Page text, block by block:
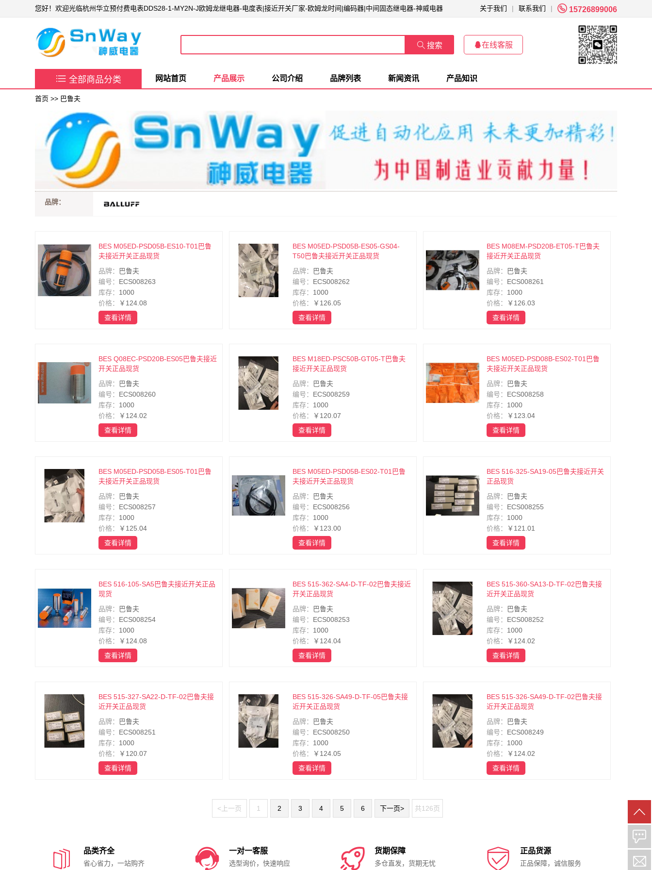
您好！欢迎光临杭州华立预付费电表DDS28-1-MY2N-J欧姆龙继电器-电度表|接近开关厂家-欧姆龙时间|编码器|中间固态继电器-神威电器  15726899006
|
联系我们
|
关于我们
 搜索 在线客服
 全部商品分类 网站首页 产品展示 公司介绍 品牌列表 新闻资讯 产品知识
首页 >> 巴鲁夫
品牌：
BES M05ED-PSD05B-ES10-T01巴鲁
夫接近开关正品现货
品牌：
巴鲁夫
编号： ECS008263
库存： 1000
价格：
￥124.08
查看详情
BES M05ED-PSD05B-ES05-GS04-
T50巴鲁夫接近开关正品现货
品牌：
巴鲁夫
编号： ECS008262
库存： 1000
价格：
￥126.05
查看详情
BES M08EM-PSD20B-ET05-T巴鲁夫
接近开关正品现货
品牌：
巴鲁夫
编号： ECS008261
库存： 1000
价格：
￥126.03
查看详情
BES Q08EC-PSD20B-ES05巴鲁夫接近
开关正品现货
品牌：
巴鲁夫
编号： ECS008260
库存： 1000
价格：
￥124.02
查看详情
BES M18ED-PSC50B-GT05-T巴鲁夫
接近开关正品现货
品牌：
巴鲁夫
编号： ECS008259
库存： 1000
价格：
￥120.07
查看详情
BES M05ED-PSD08B-ES02-T01巴鲁
夫接近开关正品现货
品牌：
巴鲁夫
编号： ECS008258
库存： 1000
价格：
￥123.04
查看详情
BES M05ED-PSD05B-ES05-T01巴鲁
夫接近开关正品现货
品牌：
巴鲁夫
编号： ECS008257
库存： 1000
价格：
￥125.04
查看详情
BES M05ED-PSD05B-ES02-T01巴鲁
夫接近开关正品现货
品牌：
巴鲁夫
编号： ECS008256
库存： 1000
价格：
￥123.00
查看详情
BES 516-325-SA19-05巴鲁夫接近开关
正品现货
品牌：
巴鲁夫
编号： ECS008255
库存： 1000
价格：
￥121.01
查看详情
BES 516-105-SA5巴鲁夫接近开关正品
现货
品牌：
巴鲁夫
编号： ECS008254
库存： 1000
价格：
￥124.08
查看详情
BES 515-362-SA4-D-TF-02巴鲁夫接近
开关正品现货
品牌：
巴鲁夫
编号： ECS008253
库存： 1000
价格：
￥124.04
查看详情
BES 515-360-SA13-D-TF-02巴鲁夫接
近开关正品现货
品牌：
巴鲁夫
编号： ECS008252
库存： 1000
价格：
￥124.02
查看详情
BES 515-327-SA22-D-TF-02巴鲁夫接
近开关正品现货
品牌：
巴鲁夫
编号： ECS008251
库存： 1000
价格：
￥120.07
查看详情
BES 515-326-SA49-D-TF-05巴鲁夫接
近开关正品现货
品牌：
巴鲁夫
编号： ECS008250
库存： 1000
价格：
￥124.05
查看详情
BES 515-326-SA49-D-TF-02巴鲁夫接
近开关正品现货
品牌：
巴鲁夫
编号： ECS008249
库存： 1000
价格：
￥124.02
查看详情
<上一页 1 2 3 4 5 6 下一页> 共126页
 品类齐全
省心省力，一站购齐  一对一客服
选型询价，快速响应  货期保障
多仓直发，货期无忧  正品货源
正品保障，诚信服务